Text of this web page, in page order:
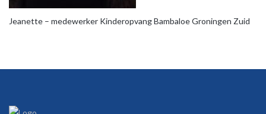
Jeanette – medewerker Kinderopvang Bambaloe Groningen Zuid